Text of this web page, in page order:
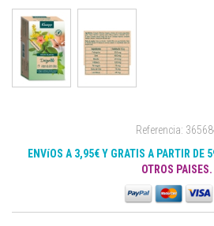
Referencia:
ENVíOS A 3,95€ Y GRATIS A PARTIR DE
OTROS PAISES.